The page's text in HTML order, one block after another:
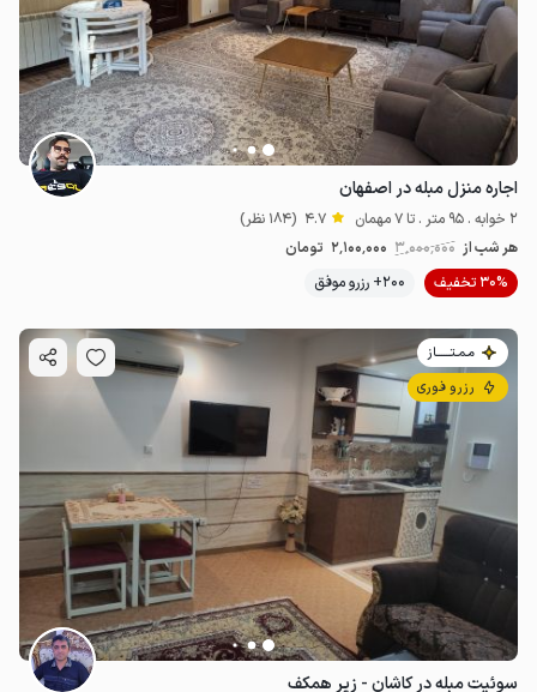
اجاره منزل مبله در اصفهان
2 خوابه . 95 متر . تا 7 مهمان 4.7 (184 نظر)
هر شب از 3٬000٬000 2٬100٬000 تومان
30% تخفیف
200+ رزرو موفق
مـمـتــــــاز
رزرو فوری
سوئیت مبله در کاشان - زیر همکف